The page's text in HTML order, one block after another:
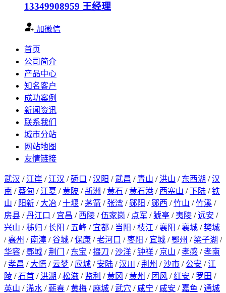
13349908959 王经理
加微信
首页
公司简介
产品中心
知名客户
成功案例
新闻资讯
联系我们
城市分站
网站地图
友情链接
武汉 / 江岸 / 江汉 /硚口 /汉阳 /武昌 / 青山 / 洪山 / 东西湖 /汉
南 /蔡甸 / 江夏 /黄陂 /新洲 /黄石 /黄石港 / 西塞山 /下陆 /铁
山 / 阳新 / 大冶 /十堰 /茅箭 / 张湾 / 郧阳 / 郧西 /竹山 /竹溪 /
房县 /丹江口 / 宜昌 / 西陵 /伍家岗 / 点军 /猇亭 / 夷陵 /远安 /
兴山 /秭归 /长阳 / 五峰 / 宜都 / 当阳 /枝江 /襄阳 /襄城 /樊城
/襄州 / 南漳 /谷城 /保康 /老河口 /枣阳 / 宜城 /鄂州 / 梁子湖 /
华容 /鄂城 /荆门 / 东宝 /掇刀 /沙洋 /钟祥 / 京山 /孝感 /孝南
/孝昌 / 大悟 /云梦 / 应城 / 安陆 /汉川 /荆州 /沙市 / 公安 / 江
陵 /石首 / 洪湖 /松滋 / 监利 /黄冈 /黄州 / 团风 /红安 / 罗田 /
英山 /浠水 /蕲春 /黄梅 / 麻城 /武穴 / 咸宁 / 咸安 / 嘉鱼 /通城